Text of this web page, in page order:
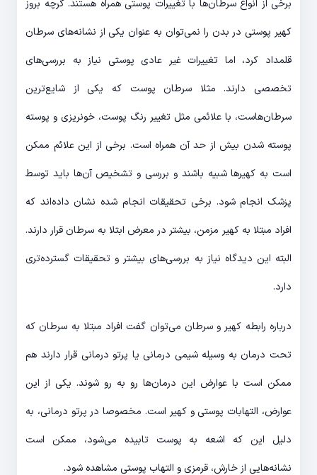
برخی از انواع سرطان‌ها با تغییرات پوستی همراه هستند. گرچه بروز
کهیر پوستی در بدن را نمی‌توان به عنوان یکی از نشانه‌های سرطان
قلمداد کرد، اما تغییرات غیر عادی پوستی نیاز به بررسی‌های
تخصصی دارند. مثلا سرطان پوست که یکی از شایع‌ترین
سرطان‌هاست، با علائمی مثل تغییر رنگ پوست، خونریزی و پوسته
پوسته شدن بیش از حد آن همراه است. برخی از این علائم ممکن
است به کهیرها شبیه باشند و بررسی و تشخیص آن‌ها باید توسط
پزشک انجام شود. برخی تحقیقات انجام شده نشان داده‌اند که
افراد مبتلا به کهیر مزمن، بیشتر در معرض ابتلا به سرطان قرار دارند.
البته این دیدگاه نیاز به بررسی‌های بیشتر و تحقیقات گسترده‌تری
دارد.
درباره رابطه کهیر و سرطان می‌توان گفت افراد مبتلا به سرطان که
تحت درمان به وسیله شیمی درمانی یا پرتو درمانی قرار دارند هم
ممکن است با عوارض این درمان‌ها رو به رو شوند. یکی از این
عوارض، التهابات پوستی و کهیر است. مخصوصا در پرتو درمانی، به
دلیل این که اشعه به پوست تابیده می‌شود، ممکن است
نشانه‌هایی از خارش، قرمزی و التهاب پوستی مشاهده شود.